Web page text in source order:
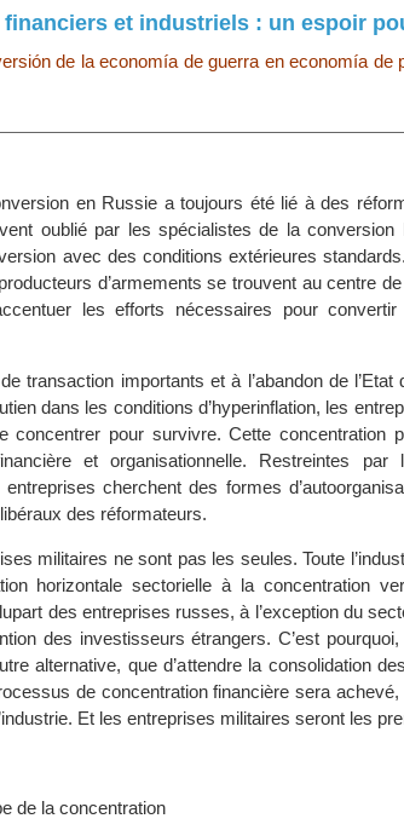
financiers et industriels : un espoir
de la economía de guerra en economía de
en Russie a toujours été lié à des
oublié par les spécialistes de la conversion
avec des conditions extérieures
d’armements se trouvent au centre
les efforts nécessaires pour
transaction importants et à l’abandon de l’Etat
dans les conditions d’hyperinflation, les
concentrer pour survivre. Cette concentration
et organisationnelle. Restreintes
cherchent des formes
des réformateurs.
militaires ne sont pas les seules. Toute
horizontale sectorielle à la concentration
des entreprises russes, à l’exception du
des investisseurs étrangers. C’est
alternative, que d’attendre la consolidation
de concentration financière sera
Et les entreprises militaires seront les
de la concentration